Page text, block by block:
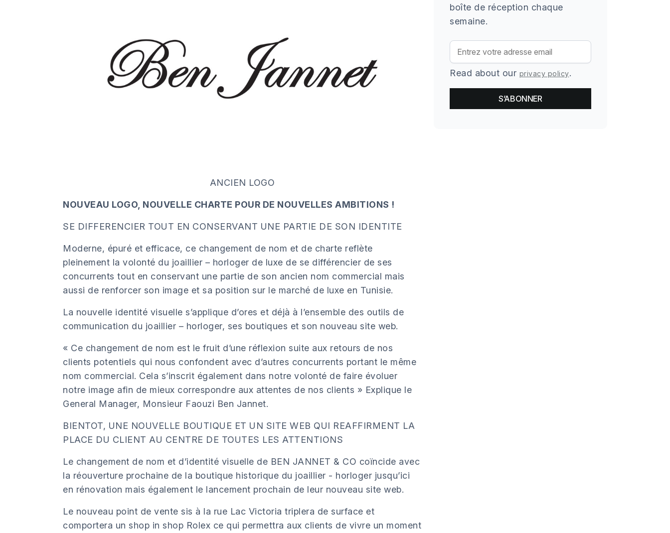
ANCIEN LOGO
NOUVEAU LOGO, NOUVELLE CHARTE POUR DE NOUVELLES AMBITIONS !
SE DIFFERENCIER TOUT EN CONSERVANT UNE PARTIE DE SON IDENTITE
Moderne, épuré et efficace, ce changement de nom et de charte reflète
pleinement la volonté du joaillier – horloger de luxe de se différencier de ses
concurrents tout en conservant une partie de son ancien nom commercial mais
aussi de renforcer son image et sa position sur le marché de luxe en Tunisie.
La nouvelle identité visuelle s’applique d’ores et déjà à l’ensemble des outils de
communication du joaillier – horloger, ses boutiques et son nouveau site web.
« Ce changement de nom est le fruit d’une réflexion suite aux retours de nos
clients potentiels qui nous confondent avec d’autres concurrents portant le même
nom commercial. Cela s’inscrit également dans notre volonté de faire évoluer
notre image afin de mieux correspondre aux attentes de nos clients » Explique le
General Manager, Monsieur Faouzi Ben Jannet.
BIENTOT, UNE NOUVELLE BOUTIQUE ET UN SITE WEB QUI REAFFIRMENT LA
PLACE DU CLIENT AU CENTRE DE TOUTES LES ATTENTIONS
Le changement de nom et d’identité visuelle de BEN JANNET & CO coïncide avec
la réouverture prochaine de la boutique historique du joaillier - horloger jusqu’ici
en rénovation mais également le lancement prochain de leur nouveau site web.
Le nouveau point de vente sis à la rue Lac Victoria triplera de surface et
comportera un shop in shop Rolex ce qui permettra aux clients de vivre un moment
boîte de réception chaque
semaine.
Read about our privacy policy.